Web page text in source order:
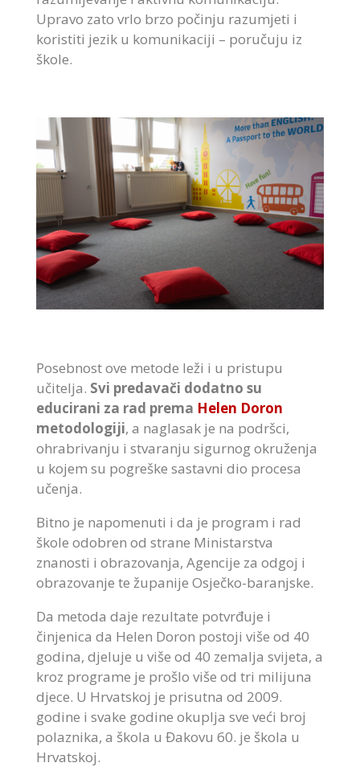
Upravo zato vrlo brzo počinju razumjeti i
koristiti jezik u komunikaciji – poručuju iz
škole.
Posebnost ove metode leži i u pristupu
učitelja. Svi predavači dodatno su
educirani za rad prema Helen Doron
metodologiji, a naglasak je na podršci,
ohrabrivanju i stvaranju sigurnog okruženja
u kojem su pogreške sastavni dio procesa
učenja.
Bitno je napomenuti i da je program i rad
škole odobren od strane Ministarstva
znanosti i obrazovanja, Agencije za odgoj i
obrazovanje te županije Osječko-baranjske.
Da metoda daje rezultate potvrđuje i
činjenica da Helen Doron postoji više od 40
godina, djeluje u više od 40 zemalja svijeta, a
kroz programe je prošlo više od tri milijuna
djece. U Hrvatskoj je prisutna od 2009.
godine i svake godine okuplja sve veći broj
polaznika, a škola u Đakovu 60. je škola u
Hrvatskoj.